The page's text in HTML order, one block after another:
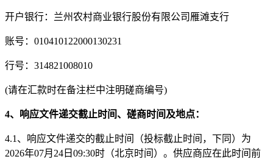
开户银行：兰州农村商业银行股份有限公司雁滩支行
账号： 010410122000130231
行号： 314821008010
(请在汇款时在备注栏中注明磋商编号)
4、 响应文件递交截止时间、 磋商时间及地点：
4.1、
响应文件递交的截止时间（投标截止时间，下同）为
2026年07月 24 日 09:30时（北京时间）。 供应商应在此时间前